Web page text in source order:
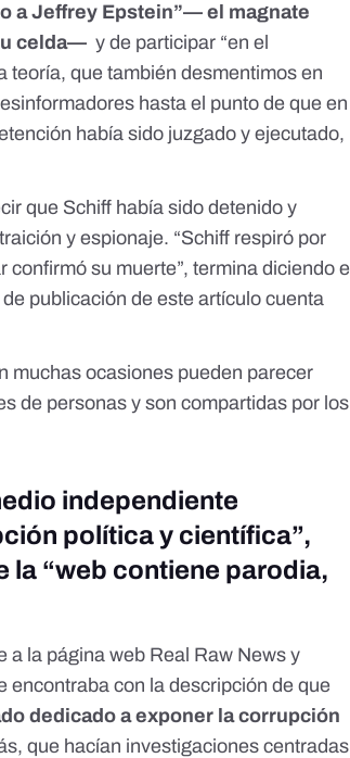
a Jeffrey Epstein”—el magnate
celda— y de participar “en el
teoría,que también desmentimos en
hasta el punto de que en
había sido juzgado y ejecutado,
que Schiff había sido detenido y
y espionaje. “Schiff respiró por
su muerte”, termina diciendo el
publicación de este artículo cuenta
muchas ocasiones pueden parecer
de personas y son compartidas por los
independiente
política y científica”,
la “web contiene parodia,
a la página web Real Raw News y
encontraba con la descripción de que
dedicado a exponer la corrupción
que hacían investigaciones centradas